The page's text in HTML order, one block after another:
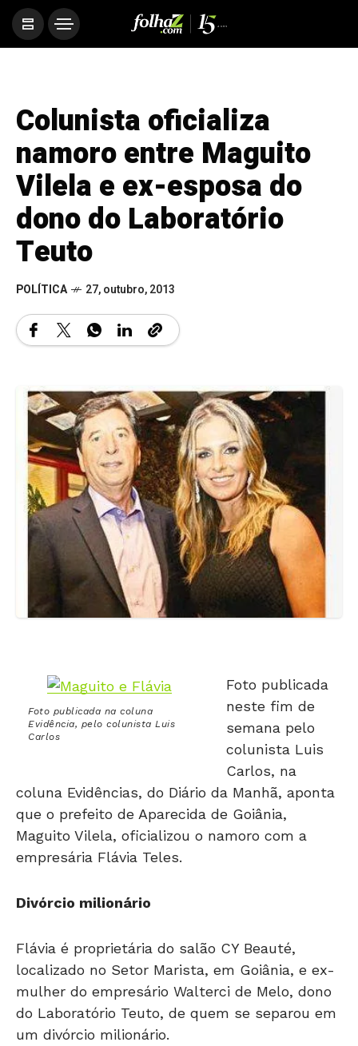
Colunista oficializa
namoro entre Maguito
Vilela e ex-esposa do
dono do Laboratório
Teuto
POLÍTICA 27, outubro, 2013
Foto publicada na coluna
Evidência, pelo colunista Luis
Carlos
Foto publicada
neste fim de
semana pelo
colunista Luis
Carlos, na
coluna Evidências, do Diário da Manhã, aponta
que o prefeito de Aparecida de Goiânia,
Maguito Vilela, oficializou o namoro com a
empresária Flávia Teles.
Divórcio milionário
Flávia é proprietária do salão CY Beauté,
localizado no Setor Marista, em Goiânia, e ex-
mulher do empresário Walterci de Melo, dono
do Laboratório Teuto, de quem se separou em
um divórcio milionário.